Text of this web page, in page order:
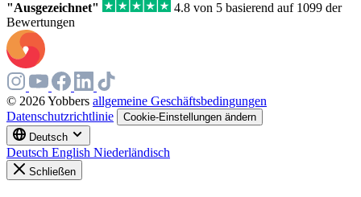
"Ausgezeichnet"
4.8 von 5 basierend auf 1099 der
Bewertungen
© 2026 Yobbers allgemeine Geschäftsbedingungen
Datenschutzrichtlinie
Cookie-Einstellungen ändern
Deutsch
Deutsch English Niederländisch
Schließen